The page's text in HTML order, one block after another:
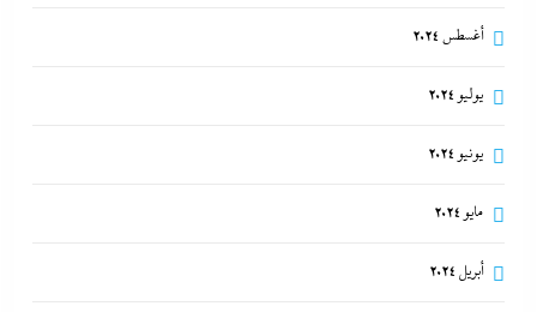
أغسطس 2024
يوليو 2024
يونيو 2024
مايو 2024
أبريل 2024